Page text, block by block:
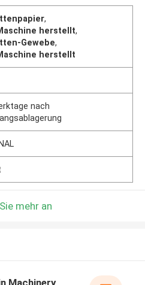
,
herstellt,
Gewebe,
herstellt
nach
mehr an